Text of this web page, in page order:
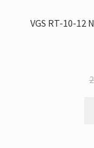
VGS RT-10-12